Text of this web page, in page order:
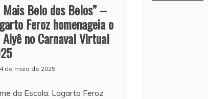
Mais Belo dos Belos” –
Feroz homenageia o
no Carnaval Virtual
de maio de 2025
da Escola: Lagarto Feroz